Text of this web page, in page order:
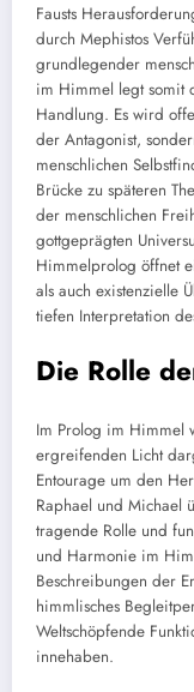
Fausts
durch Mephistos
grundlegender
im Himmel legt somit
Handlung. Es wird
der Antagonist,
menschlichen
Brücke zu späteren
der menschlichen
gottgeprägten
Himmelprolog öffnet
als auch existenzielle
tiefen Interpretation
Die Rolle
Im Prolog im Himmel
ergreifenden Licht
Entourage um den
Raphael und Michael
tragende Rolle und
und Harmonie im
Beschreibungen der
himmlisches
Weltschöpfende
innehaben.